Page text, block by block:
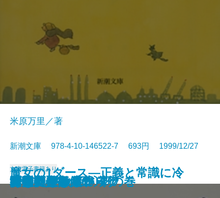
赤光
夫婦の一日
アントニオ猪木自伝
ノーザンライツ
海峡の光
凍える牙
疫病神
断崖、その冬の
一億円もらったら
魔女の1ダース―正義と常識に冷
や水を浴びせる13章―
米原万里／著
新潮文庫 978-4-10-146522-7 693円 1999/12/27
文庫電子書籍あり
お目出たき人
行きつけの店
みだれ髪
堀部安兵衛〔上〕
堀部安兵衛〔下〕
陋巷に在り〔6〕劇の巻
あなたが欲しい
アニマル・ロジック
白洲正子自伝
黄落